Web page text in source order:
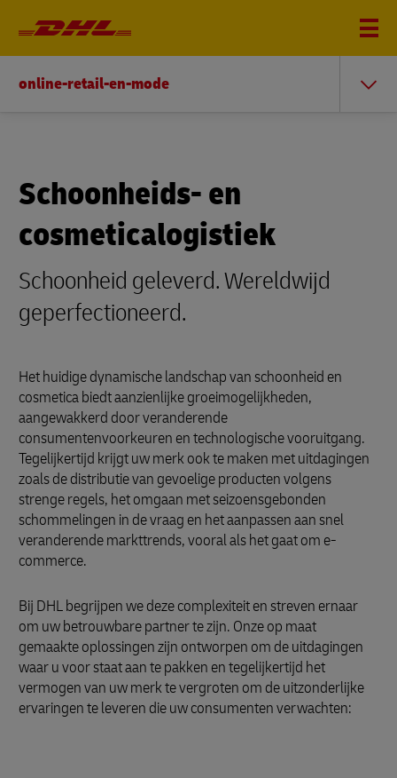
online-retail-en-mode
Schoonheids- en
cosmeticalogistiek
Schoonheid geleverd. Wereldwijd
geperfectioneerd.
Het huidige dynamische landschap van schoonheid en
cosmetica biedt aanzienlijke groeimogelijkheden,
aangewakkerd door veranderende
consumentenvoorkeuren en technologische vooruitgang.
Tegelijkertijd krijgt uw merk ook te maken met uitdagingen
zoals de distributie van gevoelige producten volgens
strenge regels, het omgaan met seizoensgebonden
schommelingen in de vraag en het aanpassen aan snel
veranderende markttrends, vooral als het gaat om e-
commerce.
Bij DHL begrijpen we deze complexiteit en streven ernaar
om uw betrouwbare partner te zijn. Onze op maat
gemaakte oplossingen zijn ontworpen om de uitdagingen
waar u voor staat aan te pakken en tegelijkertijd het
vermogen van uw merk te vergroten om de uitzonderlijke
ervaringen te leveren die uw consumenten verwachten: